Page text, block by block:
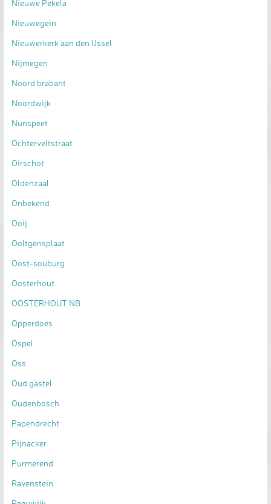
Nieuwe Pekela
Nieuwegein
Nieuwerkerk aan den IJssel
Nijmegen
Noord brabant
Noordwijk
Nunspeet
Ochterveltstraat
Oirschot
Oldenzaal
Onbekend
Ooij
Ooltgensplaat
Oost-souburg
Oosterhout
OOSTERHOUT NB
Opperdoes
Ospel
Oss
Oud gastel
Oudenbosch
Papendrecht
Pijnacker
Purmerend
Ravenstein